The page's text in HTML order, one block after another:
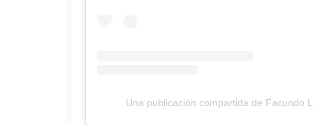
Una publicación compartida de Facundo